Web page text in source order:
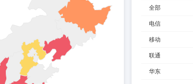
全部
电信
移动
联通
华东